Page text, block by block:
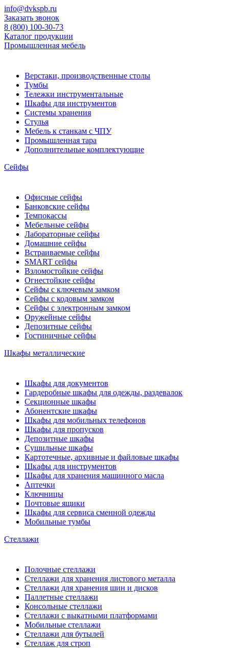
info@dvkspb.ru
Заказать звонок
8 (800) 100-30-73
Каталог продукции
Промышленная мебель
Верстаки, производственные столы
Тумбы
Тележки инструментальные
Шкафы для инструментов
Системы хранения
Стулья
Мебель к станкам с ЧПУ
Промышленная тара
Дополнительные комплектующие
Сейфы
Офисные сейфы
Банковские сейфы
Темпокассы
Мебельные сейфы
Лабораторные сейфы
Домашние сейфы
Встраиваемые сейфы
SMART сейфы
Взломостойкие сейфы
Огнестойкие сейфы
Сейфы с ключевым замком
Сейфы с кодовым замком
Сейфы с электронным замком
Оружейные сейфы
Депозитные сейфы
Гостиничные сейфы
Шкафы металлические
Шкафы для документов
Гардеробные шкафы для одежды, раздевалок
Секционные шкафы
Абонентские шкафы
Шкафы для мобильных телефонов
Шкафы для пропусков
Депозитные шкафы
Сушильные шкафы
Картотечные, архивные и файловые шкафы
Шкафы для инструментов
Шкафы для хранения машинного масла
Аптечки
Ключницы
Почтовые ящики
Шкафы для сервиса сменной одежды
Мобильные тумбы
Стеллажи
Полочные стеллажи
Стеллажи для хранения листового металла
Стеллажи для хранения шин и дисков
Паллетные стеллажи
Консольные стеллажи
Стеллажи с выкатными платформами
Мобильные стеллажи
Стеллажи для бутылей
Стеллаж для строп